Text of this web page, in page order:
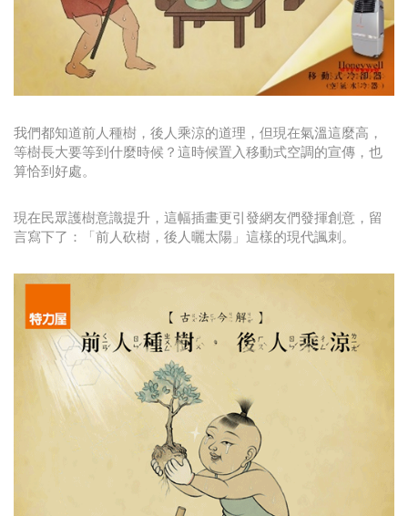
我們都知道前人種樹，後人乘涼的道理，但現在氣溫這麼高，
等樹長大要等到什麼時候？這時候置入移動式空調的宣傳，也
算恰到好處。
現在民眾護樹意識提升，這幅插畫更引發網友們發揮創意，留
言寫下了：「前人砍樹，後人曬太陽」這樣的現代諷刺。